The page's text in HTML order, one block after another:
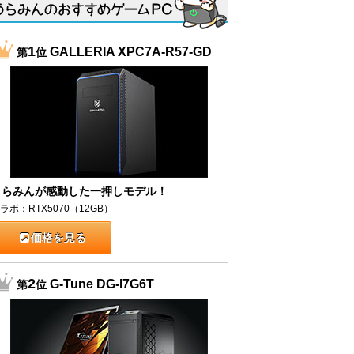
第1位GALLERIA XPC7A-R57-GD
みんが感動した一押しモデル！
ボ：RTX5070（12GB）
価格を見る
第2位G-Tune DG-I7G6T